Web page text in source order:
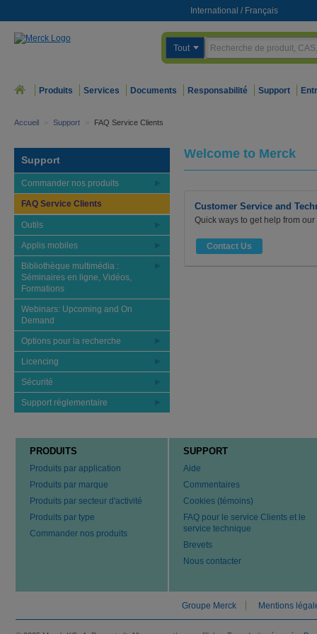
International / Français
Tout
Produits Services Documents Responsabilité Support
Accueil > Support > FAQ Service Clients
Support
Commander nos produits
FAQ Service Clients
Outils
Applis mobiles
Bibliothèque multimédia :
Séminaires en ligne, Vidéos,
Formations
Webinars: Upcoming and On
Demand
Options pour la recherche
Licencing
Sécurité
Support réglementaire
Welcome to Merck
Customer Service and
Quick ways to get help from
Contact Us
PRODUITS
Produits par application
Produits par marque
Produits par secteur d'activité
Produits par type
Commander nos produits
SUPPORT
Aide
Commentaires
Cookies (témoins)
FAQ pour le service Clients et le
service technique
Brevets
Nous contacter
Groupe Merck Mentions